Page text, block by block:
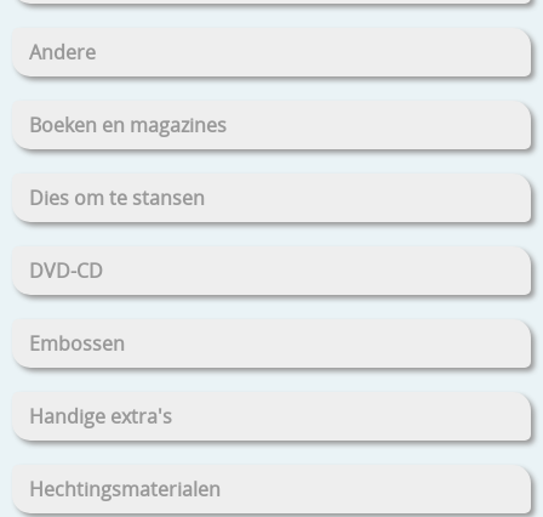
Andere
Boeken en magazines
Dies om te stansen
DVD-CD
Embossen
Handige extra's
Hechtingsmaterialen